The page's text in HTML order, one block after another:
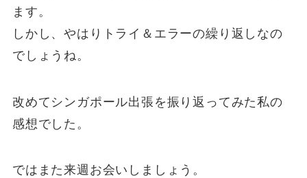
ます。
しかし、やはりトライ＆エラーの繰り返しなの
でしょうね。
改めてシンガポール出張を振り返ってみた私の
感想でした。
ではまた来週お会いしましょう。